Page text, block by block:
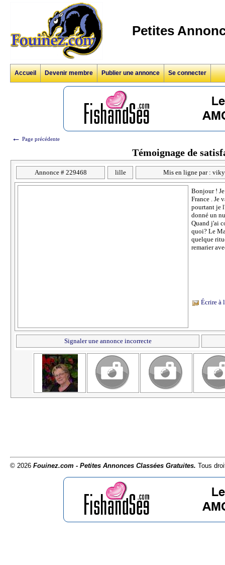
Petites
Accueil Devenir membre Publier une annonce Se connecter
← Page précédente
Témoignage de
Annonce # 229468 lille Mis en ligne par :
Bonjour !
France . Je
pourtant je
donné un
Quand j'ai
quoi? Le
quelque
remarier
Écrire à
Signaler une annonce incorrecte
© 2026 Fouinez.com - Petites Annonces Classées Gratuites. Tous